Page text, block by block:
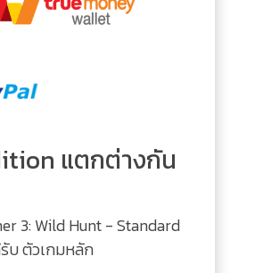
แตกต่างกัน
3: Wild Hunt- Standard
บ ตัวเกมหลัก